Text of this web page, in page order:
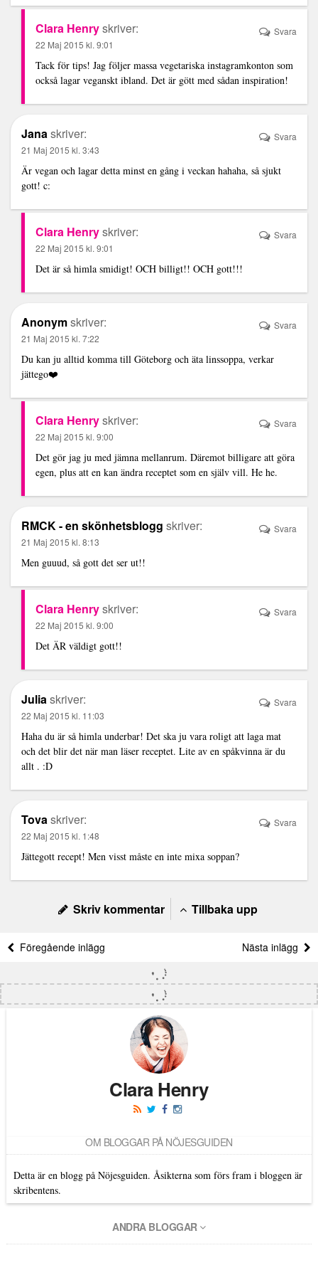
Clara Henryskriver:
22 Maj 2015 kl. 9:01
Tack för tips! Jag följer massa vegetariska instagramkonton som
också lagar veganskt ibland. Det är gött med sådan inspiration!
Svara
Janaskriver:
21 Maj 2015 kl. 3:43
Är vegan och lagar detta minst en gång i veckan hahaha, så sjukt
gott! c:
Svara
Clara Henryskriver:
22 Maj 2015 kl. 9:01
Det är så himla smidigt! OCH billigt!! OCH gott!!!
Svara
Anonymskriver:
21 Maj 2015 kl. 7:22
Du kan ju alltid komma till Göteborg och äta linssoppa, verkar
jättego❤️
Svara
Clara Henryskriver:
22 Maj 2015 kl. 9:00
Det gör jag ju med jämna mellanrum. Däremot billigare att göra
egen, plus att en kan ändra receptet som en själv vill. He he.
Svara
RMCK - en skönhetsblogg skriver:
21 Maj 2015 kl. 8:13
Men guuud, så gott det ser ut!!
Svara
Clara Henryskriver:
22 Maj 2015 kl. 9:00
Det ÄR väldigt gott!!
Svara
Juliaskriver:
22 Maj 2015 kl. 11:03
Haha du är så himla underbar! Det ska ju vara roligt att laga mat
och det blir det när man läser receptet. Lite av en spåkvinna är du
allt . :D
Svara
Tovaskriver:
22 Maj 2015 kl. 1:48
Jättegott recept! Men visst måste en inte mixa soppan?
Svara
Skriv kommentar Tillbaka upp
Föregående inlägg Nästa inlägg
Clara Henry
OM BLOGGAR PÅ NÖJESGUIDEN
Detta är en blogg på Nöjesguiden. Åsikterna som förs fram i bloggen är
skribentens.
ANDRA BLOGGAR